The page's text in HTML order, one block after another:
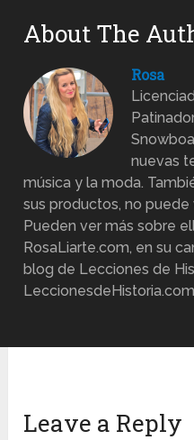
About The
Rosa
nuevas
música y la moda.
sus productos, no puede
Pueden ver más sobre
RosaLiarte.com, en su
blog de Lecciones de
Leave a Reply